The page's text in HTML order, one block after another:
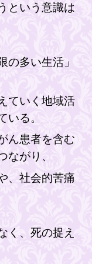
という意識は
の多い生活」
ていく地域活
いる。
ん患者を含む
ながり、
、社会的苦痛
く、死の捉え